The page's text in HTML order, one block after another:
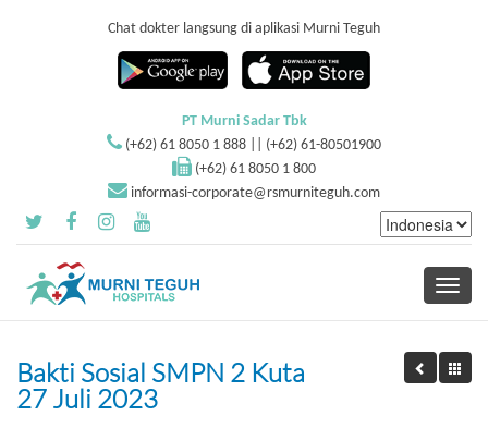
Chat dokter langsung di aplikasi Murni Teguh
PT Murni Sadar Tbk
(+62) 61 8050 1 888 || (+62) 61-80501900
(+62) 61 8050 1 800
informasi-corporate@rsmurniteguh.com
Toggle
Bakti Sosial SMPN 2 Kuta
27 Juli 2023